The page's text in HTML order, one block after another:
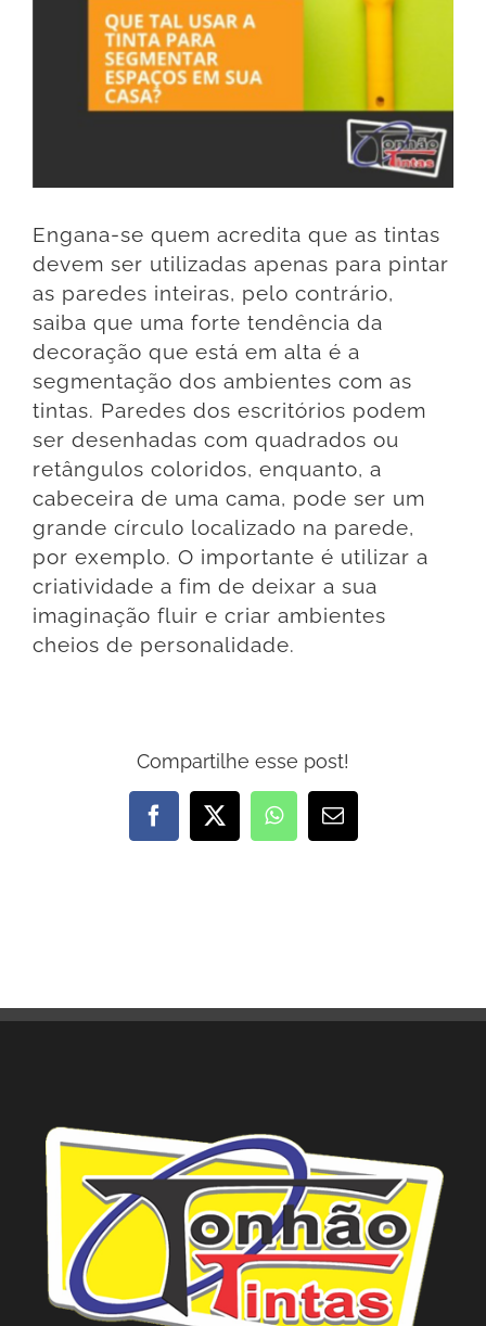
Engana-se quem acredita que as tintas
devem ser utilizadas apenas para pintar
as paredes inteiras, pelo contrário,
saiba que uma forte tendência da
decoração que está em alta é a
segmentação dos ambientes com as
tintas. Paredes dos escritórios podem
ser desenhadas com quadrados ou
retângulos coloridos, enquanto, a
cabeceira de uma cama, pode ser um
grande círculo localizado na parede,
por exemplo. O importante é utilizar a
criatividade a fim de deixar a sua
imaginação fluir e criar ambientes
cheios de personalidade.
Compartilhe esse post!
Facebook
X WhatsApp
E-
mail